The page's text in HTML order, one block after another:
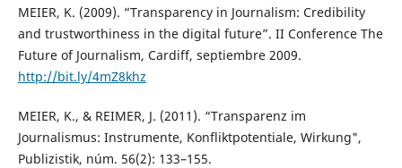
MEIER, K. (2009). “Transparency in Journalism: Credibility
and trustworthiness in the digital future”. II Conference The
Future of Journalism, Cardiff, septiembre 2009.
http://bit.ly/4mZ8khz
MEIER, K., & REIMER, J. (2011). “Transparenz im
Journalismus: Instrumente, Konfliktpotentiale, Wirkung",
Publizistik, núm. 56(2): 133–155.